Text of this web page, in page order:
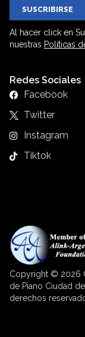
SUSCRIBIRSE
Al hacer click en
nuestras Políticas
Redes Sociales
Facebook
Twitter
Instagram
Tiktok
Copyright © 2026
de Piano Ciudad
derechos